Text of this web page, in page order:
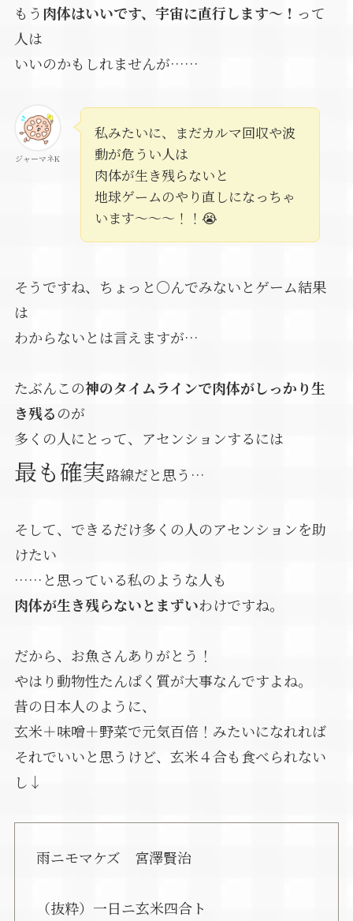
もう 肉体はいいです、宇宙に直行します～！ って
人は
いいのかもしれませんが……
ジャーマネK
私みたいに、まだカルマ回収や波
動が危うい人は
肉体が生き残らないと
地球ゲームのやり直しになっちゃ
います～～～！！😭
そうですね、ちょっと〇んでみないとゲーム結果
は
わからないとは言えますが…
たぶんこの神のタイムラインで肉体がしっかり生
き残るのが
多くの人にとって、アセンションするには
最も確実路線だと思う…
そして、できるだけ多くの人のアセンションを助
けたい
……と思っている私のような人も
肉体が生き残らないとまずいわけですね。
だから、お魚さんありがとう！
やはり動物性たんぱく質が大事なんですよね。
昔の日本人のように、
玄米＋味噌＋野菜で元気百倍！みたいになれれば
それでいいと思うけど、玄米４合も食べられない
し↓
雨ニモマケズ 宮澤賢治
（抜粋）一日ニ玄米四合ト